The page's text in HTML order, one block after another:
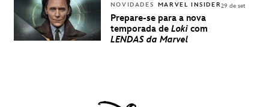
NOVIDADES MARVEL INSIDER
Prepare-se para a nova
temporada de Loki com
LENDAS da Marvel
29 de set